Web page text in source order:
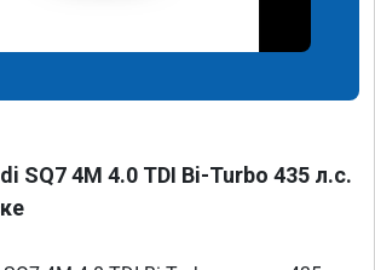
SQ7 4M 4.0 TDI Bi-Turbo 435 л.с.